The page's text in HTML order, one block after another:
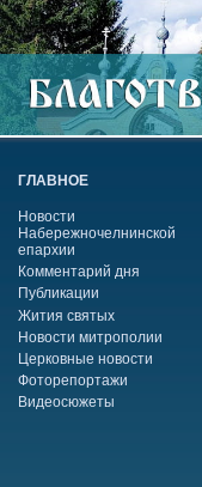
ГЛАВНОЕ
Новости
Набережночелнинской
епархии
Комментарий дня
Публикации
Жития святых
Новости митрополии
Церковные новости
Фоторепортажи
Видеосюжеты